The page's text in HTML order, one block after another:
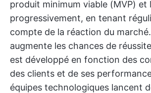
produit minimum viable (MVP) et
progressivement, en tenant
compte de la réaction du
augmente les chances de
est développé en fonction des
des clients et de ses
équipes technologiques lancent